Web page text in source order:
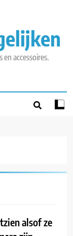
accessoires.
alsof ze